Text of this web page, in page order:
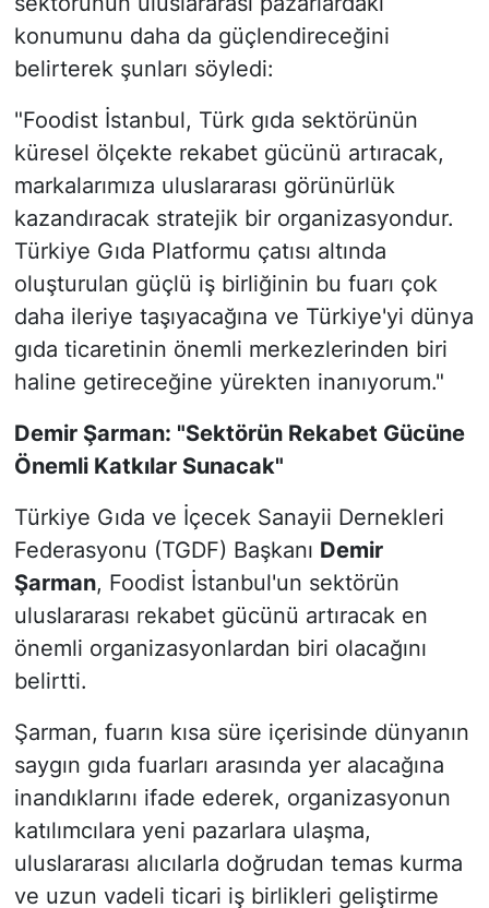
konumunu daha da güçlendireceğini
belirterek şunları söyledi:
"Foodist İstanbul, Türk gıda sektörünün
küresel ölçekte rekabet gücünü artıracak,
markalarımıza uluslararası görünürlük
kazandıracak stratejik bir organizasyondur.
Türkiye Gıda Platformu çatısı altında
oluşturulan güçlü iş birliğinin bu fuarı çok
daha ileriye taşıyacağına ve Türkiye'yi dünya
gıda ticaretinin önemli merkezlerinden biri
haline getireceğine yürekten inanıyorum."
Demir Şarman: "Sektörün Rekabet Gücüne
Önemli Katkılar Sunacak"
Türkiye Gıda ve İçecek Sanayii Dernekleri
Federasyonu (TGDF) Başkanı Demir
Şarman, Foodist İstanbul'un sektörün
uluslararası rekabet gücünü artıracak en
önemli organizasyonlardan biri olacağını
belirtti.
Şarman, fuarın kısa süre içerisinde dünyanın
saygın gıda fuarları arasında yer alacağına
inandıklarını ifade ederek, organizasyonun
katılımcılara yeni pazarlara ulaşma,
uluslararası alıcılarla doğrudan temas kurma
ve uzun vadeli ticari iş birlikleri geliştirme